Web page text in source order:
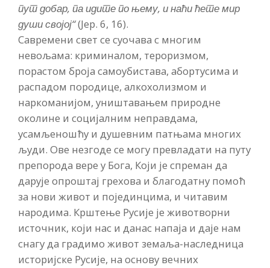
пут добар, па идите по њему, и наћи ћете мир
души својој“(Јер. 6, 16).
Савремени свет се суочава с многим
невољама: криминалом, тероризмом,
порастом броја самоубистава, абортусима и
распадом породице, алкохолизмом и
наркоманијом, уништавањем природне
околине и социјалним неправдама,
усамљеношћу и душевним патњама многих
људи. Ове незгоде се могу превладати на путу
препорода вере у Бога, Који је спреман да
дарује опроштај грехова и благодатну помоћ
за нови живот и појединцима, и читавим
народима. Крштење Русије је животворни
источник, који нас и данас напаја и даје нам
снагу да градимо живот земаља-наследница
историјске Русије, на основу вечних